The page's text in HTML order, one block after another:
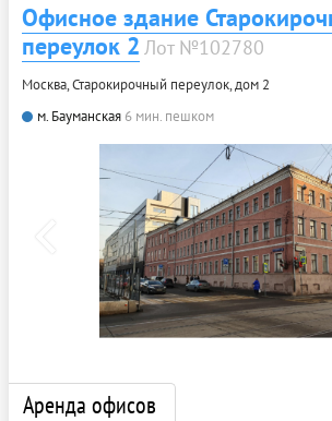
Офисное здание
переулок 2 Лот №102780
Москва, Старокирочный переулок, дом 2
м. Бауманская 6 мин. пешком
Аренда офисов